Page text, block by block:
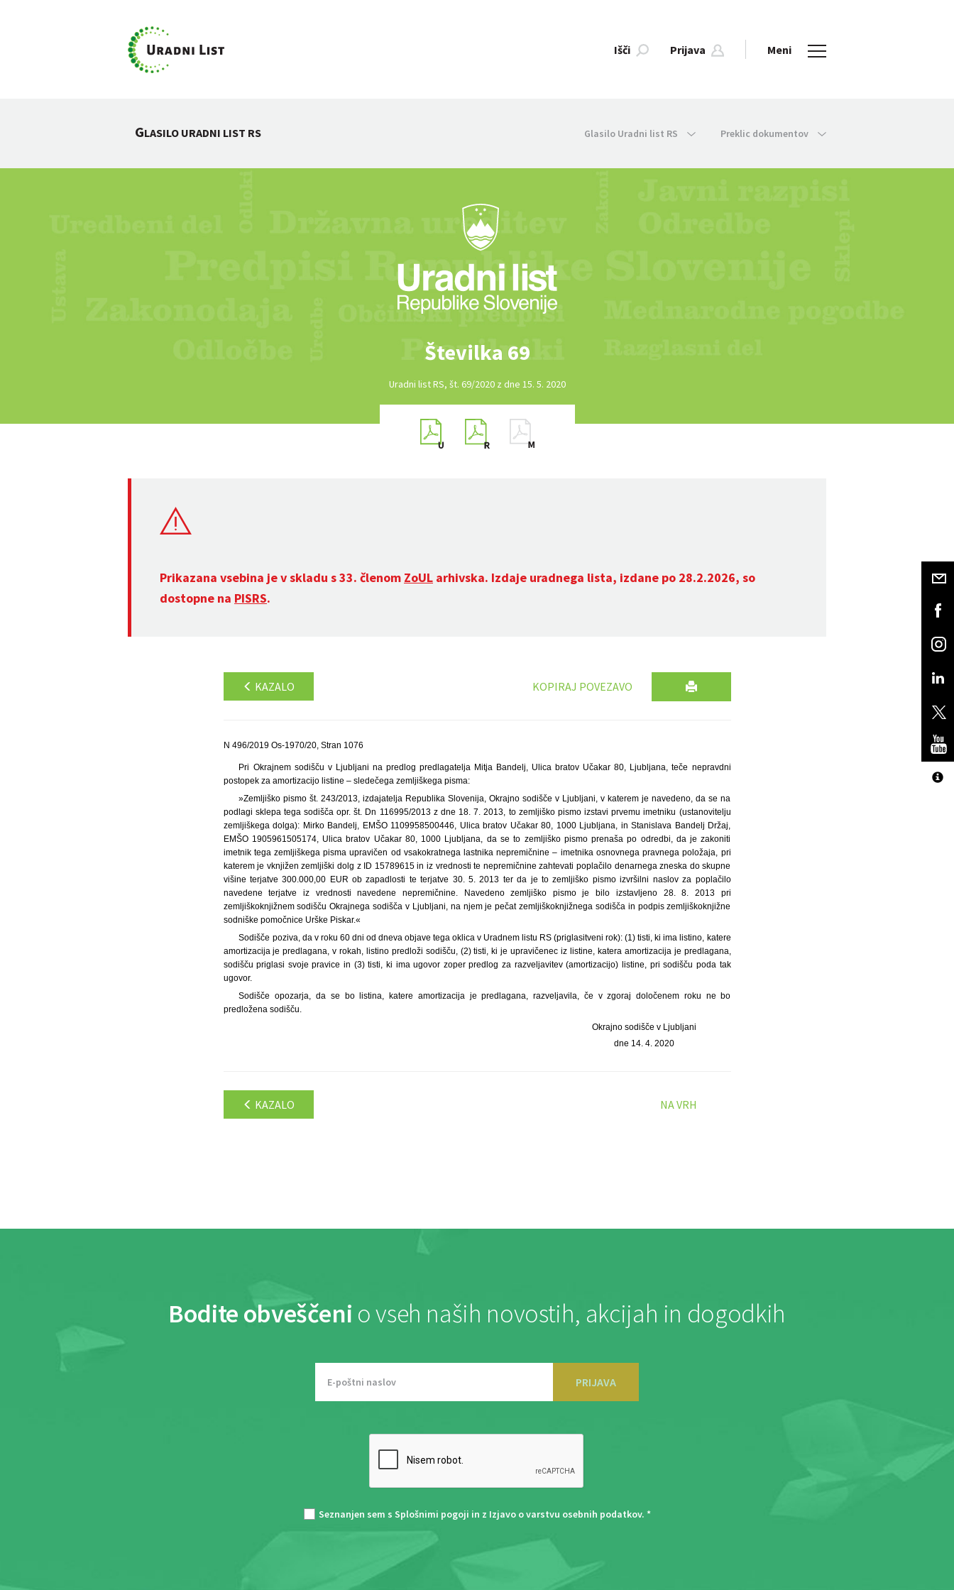
Išči Prijava Meni
GLASILO URADNI LIST RS Glasilo Uradni list RS Preklic dokumentov
Številka 69
Uradni list RS, št. 69/2020 z dne 15. 5. 2020
Prikazana vsebina je v skladu s 33. členom ZoUL arhivska. Izdaje uradnega lista, izdane po 28.2.2026, so
dostopne na PISRS.
KAZALO KOPIRAJ POVEZAVO
N 496/2019 Os-1970/20, Stran 1076
Pri Okrajnem sodišču v Ljubljani na predlog predlagatelja Mitja Bandelj, Ulica bratov Učakar 80, Ljubljana, teče nepravdni
postopek za amortizacijo listine – sledečega zemljiškega pisma:
»Zemljiško pismo št. 243/2013, izdajatelja Republika Slovenija, Okrajno sodišče v Ljubljani, v katerem je navedeno, da se na
podlagi sklepa tega sodišča opr. št. Dn 116995/2013 z dne 18. 7. 2013, to zemljiško pismo izstavi prvemu imetniku (ustanovitelju
zemljiškega dolga): Mirko Bandelj, EMŠO 1109958500446, Ulica bratov Učakar 80, 1000 Ljubljana, in Stanislava Bandelj Držaj,
EMŠO 1905961505174, Ulica bratov Učakar 80, 1000 Ljubljana, da se to zemljiško pismo prenaša po odredbi, da je zakoniti
imetnik tega zemljiškega pisma upravičen od vsakokratnega lastnika nepremičnine – imetnika osnovnega pravnega položaja, pri
katerem je vknjižen zemljiški dolg z ID 15789615 in iz vrednosti te nepremičnine zahtevati poplačilo denarnega zneska do skupne
višine terjatve 300.000,00 EUR ob zapadlosti te terjatve 30. 5. 2013 ter da je to zemljiško pismo izvršilni naslov za poplačilo
navedene terjatve iz vrednosti navedene nepremičnine. Navedeno zemljiško pismo je bilo izstavljeno 28. 8. 2013 pri
zemljiškoknjižnem sodišču Okrajnega sodišča v Ljubljani, na njem je pečat zemljiškoknjižnega sodišča in podpis zemljiškoknjižne
sodniške pomočnice Urške Piskar.«
Sodišče poziva, da v roku 60 dni od dneva objave tega oklica v Uradnem listu RS (priglasitveni rok): (1) tisti, ki ima listino, katere
amortizacija je predlagana, v rokah, listino predloži sodišču, (2) tisti, ki je upravičenec iz listine, katera amortizacija je predlagana,
sodišču priglasi svoje pravice in (3) tisti, ki ima ugovor zoper predlog za razveljavitev (amortizacijo) listine, pri sodišču poda tak
ugovor.
Sodišče opozarja, da se bo listina, katere amortizacija je predlagana, razveljavila, če v zgoraj določenem roku ne bo
predložena sodišču.
Okrajno sodišče v Ljubljani
dne 14. 4. 2020
KAZALO NA VRH
Bodite obveščeni o vseh naših novostih, akcijah in dogodkih
PRIJAVA
Seznanjen sem s Splošnimi pogoji in z Izjavo o varstvu osebnih podatkov. *